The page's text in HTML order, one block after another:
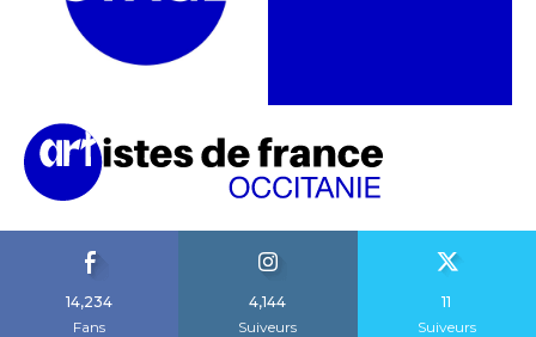
14,234
Fans
4,144
Suiveurs
11
Suiveurs